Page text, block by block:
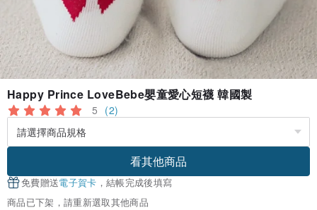
Happy Prince LoveBebe嬰童愛心短襪 韓國製
5 (2)
看其他商品
免費贈送電子賀卡 ，結帳完成後填寫
商品已下架，請重新選取其他商品